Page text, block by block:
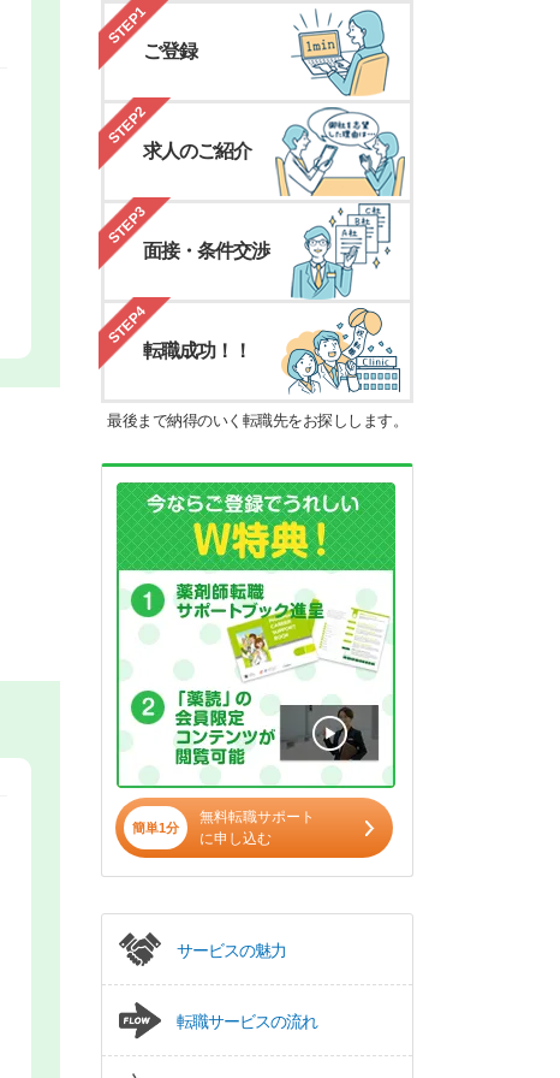
STEP1
ご登録
STEP2
求人のご紹介
STEP3
面接・条件交渉
STEP4
転職成功！！
最後まで納得のいく転職先をお探しします。
簡単1分
無料転職サポート
に申し込む
サービスの魅力
転職サービスの流れ